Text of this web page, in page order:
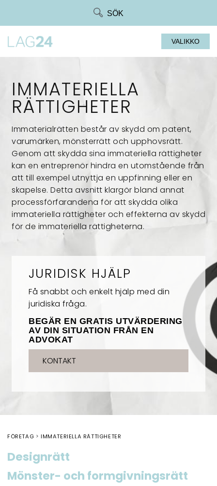
SÖK
VALIKKO
IMMATERIELLA
RÄTTIGHETER
Immaterialrätten består av skydd om patent,
varumärken, mönsterrätt och upphovsrätt.
Genom att skydda sina immateriella rättigheter
kan en entreprenör hindra en utomstående från
att till exempel utnyttja en uppfinning eller en
skapelse. Detta avsnitt klargör bland annat
processförfarandena för att skydda olika
immateriella rättigheter och effekterna av skydd
för de immateriella rättigheterna.
JURIDISK HJÄLP
Få snabbt och enkelt hjälp med din
juridiska fråga.
BEGÄR EN GRATIS UTVÄRDERING
AV DIN SITUATION FRÅN EN
ADVOKAT
KONTAKT
FÖRETAG IMMATERIELLA RÄTTIGHETER
Designrätt
Mönster- och formgivningsrätt